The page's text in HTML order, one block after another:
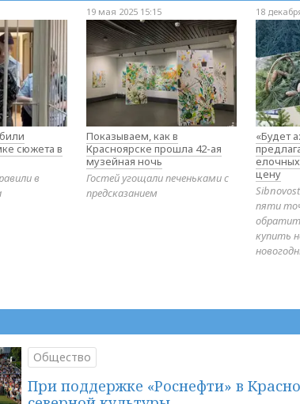
сюжета в
в
19 мая 2025 15:15
Показываем, как в
Красноярске прошла 42-ая
музейная ночь
Гостей угощали печеньками с
предсказанием
18
«Будет
елочных
цену
пяти
купить
Общество
При поддержке «Роснефти» в